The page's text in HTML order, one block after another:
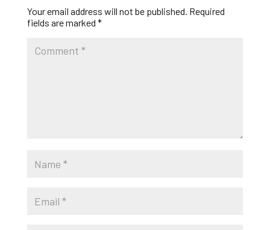
Your email address will not be published. Required
fields are marked *